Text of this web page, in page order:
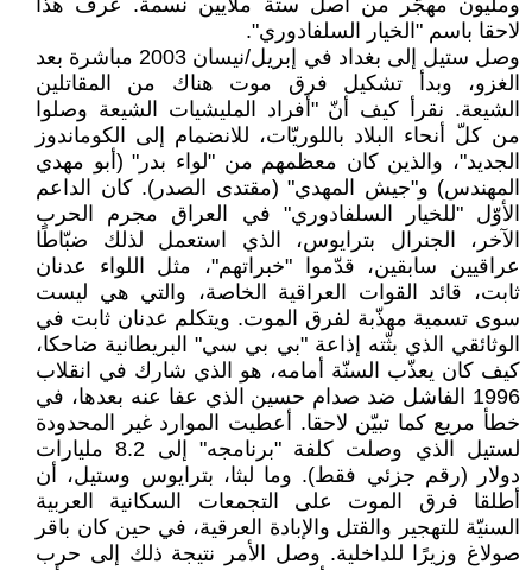
ومليون مهجّر من أصل ستة ملايين نسمة. عُرف هذا
لاحقا باسم "الخيار السلفادوري".
وصل ستيل إلى بغداد في إبريل/نيسان 2003 مباشرة بعد
الغزو، وبدأ تشكيل فرق موت هناك من المقاتلين
الشيعة. نقرأ كيف أنّ "أفراد المليشيات الشيعة وصلوا
من كلّ أنحاء البلاد باللوريّات، للانضمام إلى الكوماندوز
الجديد"، والذين كان معظمهم من "لواء بدر" (أبو مهدي
المهندس) و"جيش المهدي" (مقتدى الصدر). كان الداعم
الأوّل "للخيار السلفادوري" في العراق مجرم الحرب
الآخر، الجنرال بترايوس، الذي استعمل لذلك ضبّاطًا
عراقيين سابقين، قدّموا "خبراتهم"، مثل اللواء عدنان
ثابت، قائد القوات العراقية الخاصة، والتي هي ليست
سوى تسمية مهذّبة لفرق الموت. ويتكلم عدنان ثابت في
الوثائقي الذي بثّته إذاعة "بي بي سي" البريطانية ضاحكا،
كيف كان يعذّب السنّة أمامه، هو الذي شارك في انقلاب
1996 الفاشل ضد صدام حسين الذي عفا عنه بعدها، في
خطأ مريع كما تبيّن لاحقا. أعطيت الموارد غير المحدودة
لستيل الذي وصلت كلفة "برنامجه" إلى 8.2 مليارات
دولار (رقم جزئي فقط). وما لبثا، بترايوس وستيل، أن
أطلقا فرق الموت على التجمعات السكانية العربية
السنيّة للتهجير والقتل والإبادة العرقية، في حين كان باقر
صولاغ وزيرًا للداخلية. وصل الأمر نتيجة ذلك إلى حرب